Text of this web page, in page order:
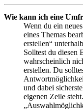
Wie kann ich eine
Wenn du ein
eines Themas
erstellen“
Solltest du diesen
wahrscheinlich
erstellen. Du
und dabei
eigenen Zeile